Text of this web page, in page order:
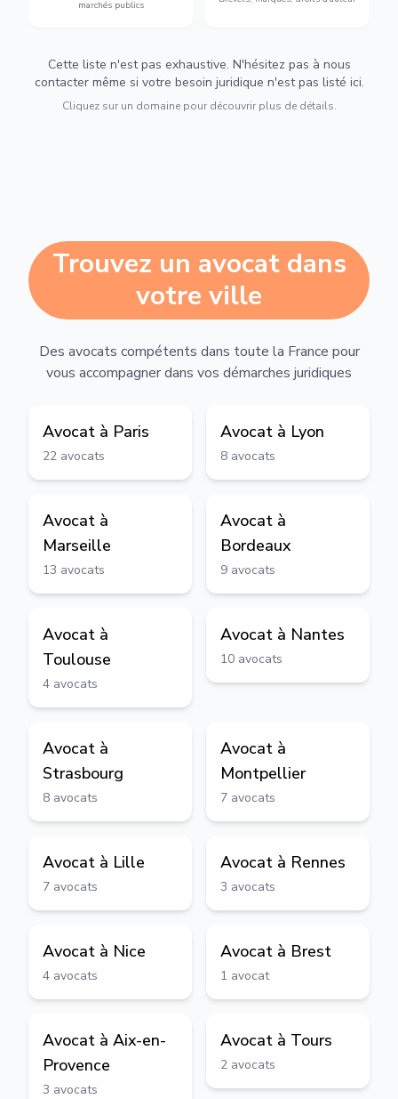
marchés publics
Cette liste n'est pas exhaustive. N'hésitez pas à nous
contacter même si votre besoin juridique n'est pas listé ici.
Cliquez sur un domaine pour découvrir plus de détails.
Trouvez un avocat dans
votre ville
Des avocats compétents dans toute la France pour
vous accompagner dans vos démarches juridiques
Avocat à Paris
22 avocats
Avocat à Lyon
8 avocats
Avocat à
Marseille
13 avocats
Avocat à
Bordeaux
9 avocats
Avocat à
Toulouse
4 avocats
Avocat à Nantes
10 avocats
Avocat à
Strasbourg
8 avocats
Avocat à
Montpellier
7 avocats
Avocat à Lille
7 avocats
Avocat à Rennes
3 avocats
Avocat à Nice
4 avocats
Avocat à Brest
1 avocat
Avocat à Aix-en-
Provence
3 avocats
Avocat à Tours
2 avocats